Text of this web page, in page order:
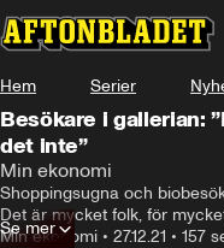
Hem Serier
Besökare i gallerian:
det inte”
Min ekonomi
Shoppingsugna och
Det är mycket folk, för
Min ekonomi • 27.12.21 • 157
Se mer